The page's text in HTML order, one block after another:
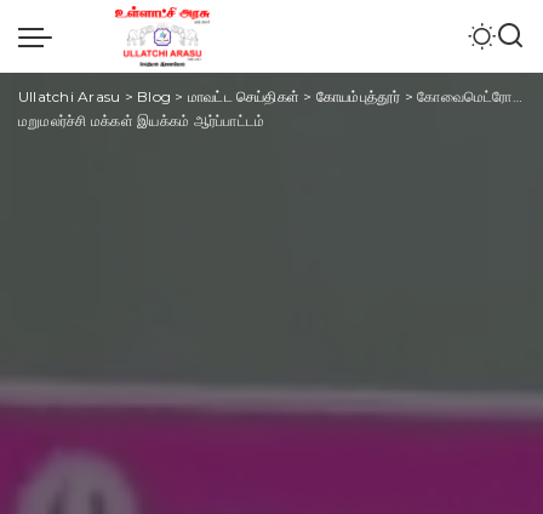
Ullatchi Arasu > Blog > மாவட்ட செய்திகள் > கோயம்புத்தூர் >கோவைமெட்ரோ திட்டம் புறக்கணிக்கப்பட்டதை கண்டித்து, மோடிக்கு எதிர்ப்பு தெரிவித்து
மறுமலர்ச்சி மக்கள் இயக்கம் ஆர்ப்பாட்டம்